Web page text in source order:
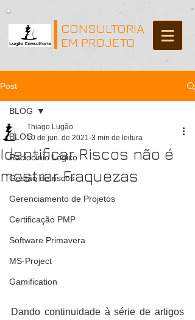
CONSULTORIA
EM PROJETO
Post
BLOG
Raciocínio Lógico
Gestão de riscos
Gerenciamento de Projetos
Certificação PMP
Software Primavera
MS-Project
Gamification
BLOG
Identificar Riscos não é
mostrar Fraquezas
Thiago Lugão
10 de jun. de 2021 3 min de leitura
Dando continuidade à série de artigos